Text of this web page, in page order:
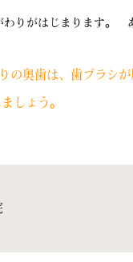
りがはじまります。
の奥歯は、歯ブラシ
しょう。